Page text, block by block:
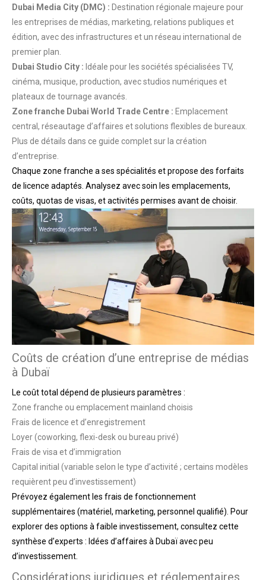
Dubai Media City (DMC) : Destination régionale majeure pour
les entreprises de médias, marketing, relations publiques et
édition, avec des infrastructures et un réseau international de
premier plan.
Dubai Studio City : Idéale pour les sociétés spécialisées TV,
cinéma, musique, production, avec studios numériques et
plateaux de tournage avancés.
Zone franche Dubai World Trade Centre : Emplacement
central, réseautage d’affaires et solutions flexibles de bureaux.
Plus de détails dans ce guide complet sur la création
d’entreprise.
Chaque zone franche a ses spécialités et propose des forfaits
de licence adaptés. Analysez avec soin les emplacements,
coûts, quotas de visas, et activités permises avant de choisir.
Coûts de création d’une entreprise de médias
à Dubaï
Le coût total dépend de plusieurs paramètres :
Zone franche ou emplacement mainland choisis
Frais de licence et d’enregistrement
Loyer (coworking, flexi-desk ou bureau privé)
Frais de visa et d’immigration
Capital initial (variable selon le type d’activité ; certains modèles
requièrent peu d’investissement)
Prévoyez également les frais de fonctionnement
supplémentaires (matériel, marketing, personnel qualifié). Pour
explorer des options à faible investissement, consultez cette
synthèse d’experts : Idées d’affaires à Dubaï avec peu
d’investissement.